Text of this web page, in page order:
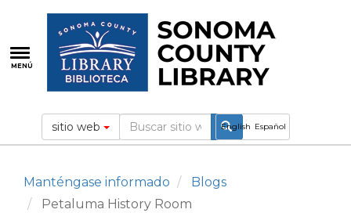
contenido
principal
MENÚ
English Español
sitio web
Manténgase informado
Blogs
Petaluma History Room